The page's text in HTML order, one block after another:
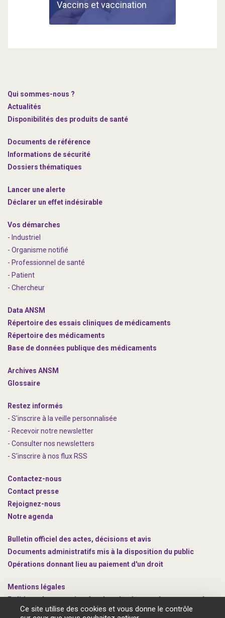
Vaccins et vaccination
Qui sommes-nous ?
Actualités
Disponibilités des produits de santé
Documents de référence
Informations de sécurité
Dossiers thématiques
Lancer une alerte
Déclarer un effet indésirable
Vos démarches
- Industriel
- Organisme notifié
- Professionnel de santé
- Patient
- Chercheur
Data ANSM
Répertoire des essais cliniques de médicaments
Répertoire des médicaments
Base de données publique des médicaments
Archives ANSM
Glossaire
Restez informés
- S'inscrire à la veille personnalisée
- Recevoir notre newsletter
- Consulter nos newsletters
- S'inscrire à nos flux RSS
Contactez-nous
Contact presse
Rejoignez-nous
Notre agenda
Bulletin officiel des actes, décisions et avis
Documents administratifs mis à la disposition du public
Opérations donnant lieu au paiement d'un droit
Mentions légales
Politique de protection des données à caractère personnel
Gestion des cookies
Ce site utilise des cookies et vous donne le contrôle